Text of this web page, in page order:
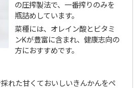
の圧搾製法で、一番搾りのみを
瓶詰めしています。
菜種には、オレイン酸とビタミ
ンKが豊富に含まれ、健康志向の
方におすすめです。
れた甘くておいしいきんかんをペ